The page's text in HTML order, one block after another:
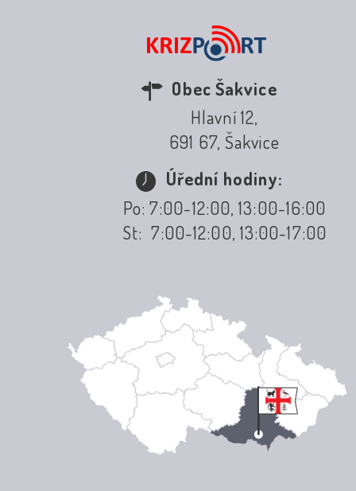
Obec Šakvice
Hlavní 12,
691 67, Šakvice
Úřední hodiny:
Po: 7:00-12:00, 13:00-16:00
St: 7:00-12:00, 13:00-17:00